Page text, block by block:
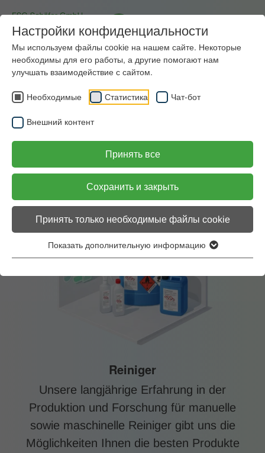
Наши услуги и консультации
широкий ассортимент
Reiniger
Unsere langjährige Erfahrung in der
Produktion und Forschung für manuelle
sowie maschinelle Reiniger gibt uns die
Möglichkeiten Ihnen die besten Produkte
Настройки конфиденциальности
Мы используем файлы cookie на нашем сайте. Некоторые
необходимы для его работы, а другие помогают нам
улучшать взаимодействие с сайтом.
Необходимые Статистика Чат-бот
Внешний контент
Принять все
Сохранить и закрыть
Принять только необходимые файлы cookie
Показать дополнительную информацию